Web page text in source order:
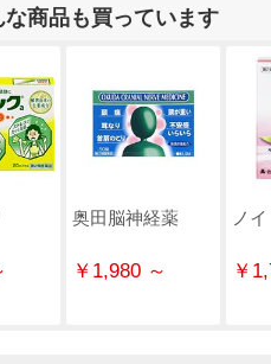
商品も買っています
奥田脳神経薬
￥1,980 ～
ノ
￥